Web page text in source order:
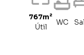
767m²
Útil
WC